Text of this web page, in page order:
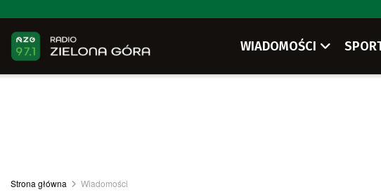
WIADOMOŚCI
Strona główna Wiadomości